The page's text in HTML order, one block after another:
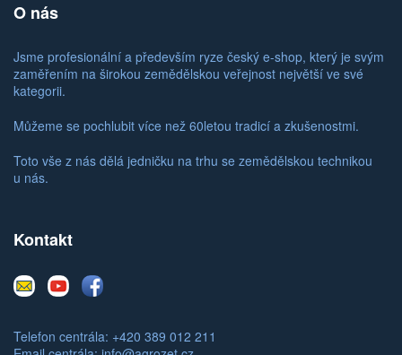
O nás
Jsme profesionální a především ryze český e-shop, který je svým
zaměřením na širokou zemědělskou veřejnost největší ve své
kategorii.
Můžeme se pochlubit více než 60letou tradicí a zkušenostmi.
Toto vše z nás dělá jedničku na trhu se zemědělskou technikou
u nás.
Kontakt
E-
mail
YoutubeFacebook
Telefon centrála: +420 389 012 211